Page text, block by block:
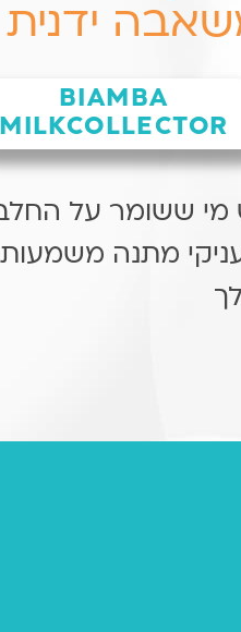
BIAMBA
MILKCOLLECTOR
מי ששומר על
מתנה